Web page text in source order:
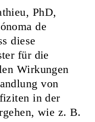
PhD,
de
diese
für die
Wirkungen
von
in der
wie z. B.